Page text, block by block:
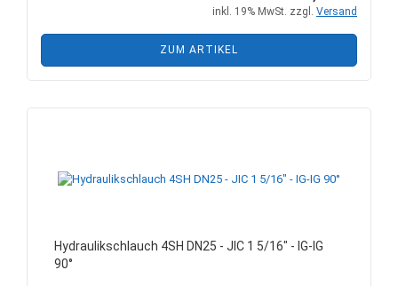
inkl. 19% MwSt. zzgl. Versand
ZUM ARTIKEL
Hydraulikschlauch 4SH DN25 - JIC 1 5/16" - IG-IG
90°